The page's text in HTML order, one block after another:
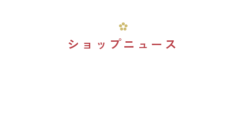
ショップニュース